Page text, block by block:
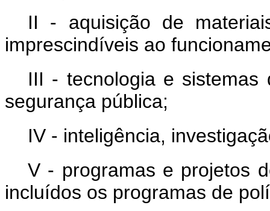
II - aquisição de
imprescindíveis ao
III - tecnologia e
segurança pública;
IV - inteligência,
V - programas e projetos
incluídos os programas de